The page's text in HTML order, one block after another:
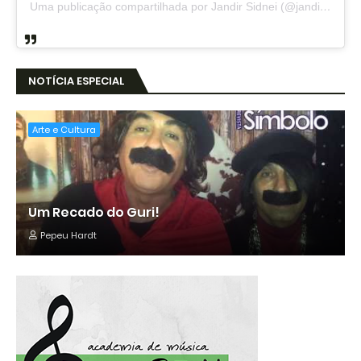
Uma publicação compartilhada por Jandir Sidnei (@jandirsidnei)
NOTÍCIA ESPECIAL
Arte e Cultura
Um Recado do Guri!
Pepeu Hardt